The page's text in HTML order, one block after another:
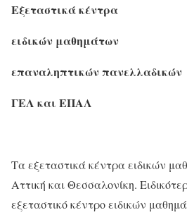
Εξεταστικά κέντρα
ειδικών μαθημάτων
επαναληπτικών πανελλαδικών
ΓΕΛ και ΕΠΑΛ
Τα εξεταστικά κέντρα ειδικών
Αττική και Θεσσαλονίκη.
εξεταστικό κέντρο ειδικών